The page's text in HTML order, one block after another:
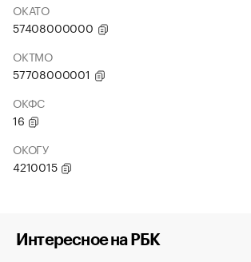
ОКАТО
57408000000
ОКТМО
57708000001
ОКФС
16
ОКОГУ
4210015
Интересное на РБК